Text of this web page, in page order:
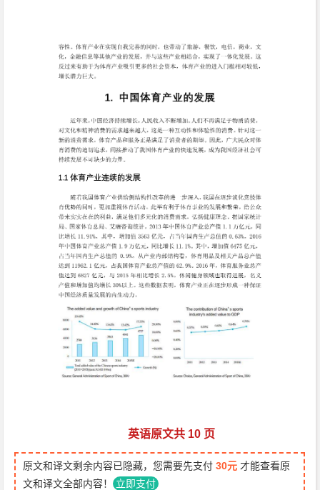
英语原文共 10 页
原文和译文剩余内容已隐藏，您需要先支付30元 才能查看原
文和译文全部内容！ 立即支付